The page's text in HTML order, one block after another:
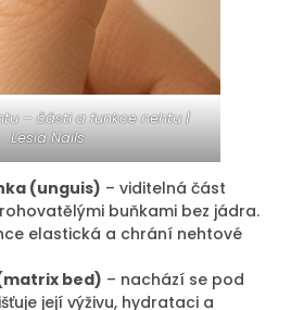
– části a funkce nehtu |
Lesia Nails
(unguis) – viditelná část
buňkami bez jádra.
elastická a chrání nehtové
bed) – nachází se pod
její výživu, hydrataci a